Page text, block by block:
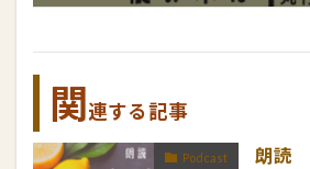
関連する記事
Podcast
朗読